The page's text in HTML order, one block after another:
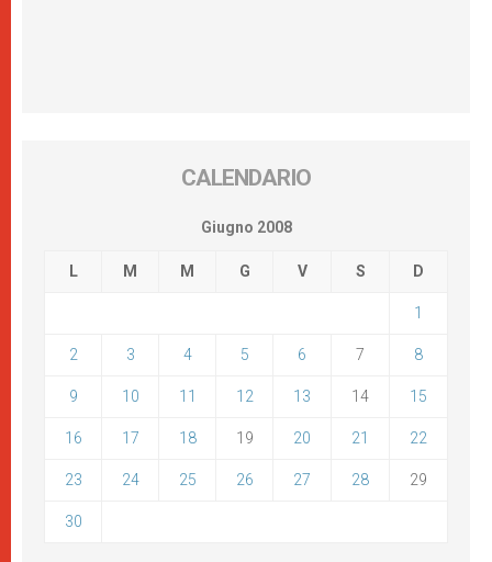
CALENDARIO
Giugno 2008
L M M G V S D
1
2 3 4 5 6 7 8
9 10 11 12 13 14 15
16 17 18 19 20 21 22
23 24 25 26 27 28 29
30